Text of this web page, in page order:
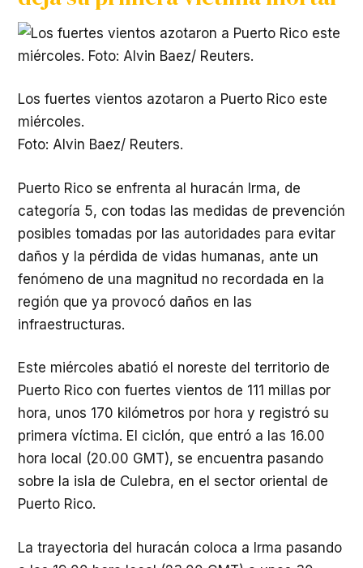
Los fuertes vientos azotaron a Puerto Rico este
miércoles.
Foto: Alvin Baez/ Reuters.
Puerto Rico se enfrenta al huracán Irma, de
categoría 5, con todas las medidas de prevención
posibles tomadas por las autoridades para evitar
daños y la pérdida de vidas humanas, ante un
fenómeno de una magnitud no recordada en la
región que ya provocó daños en las
infraestructuras.
Este miércoles abatió el noreste del territorio de
Puerto Rico con fuertes vientos de 111 millas por
hora, unos 170 kilómetros por hora y registró su
primera víctima. El ciclón, que entró a las 16.00
hora local (20.00 GMT), se encuentra pasando
sobre la isla de Culebra, en el sector oriental de
Puerto Rico.
La trayectoria del huracán coloca a Irma pasando